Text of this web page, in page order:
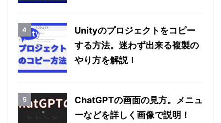
Unityのプロジェクトをコピー
する方法。迷わず出来る複製の
やり方を解説！
ChatGPTの画面の見方。メニュ
ーなどを詳しく画像で説明！